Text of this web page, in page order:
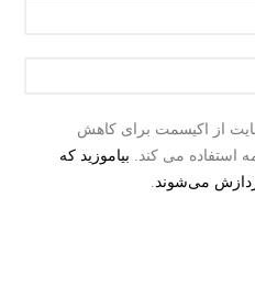
از اکیسمت برای کاهش
استفاده می کند. بیاموزید که
می‌شوند.